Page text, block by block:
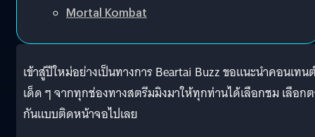
Mortal Kombat
เข้าสู่ปีใหม่อย่างเป็นทางการ Beartai Buzz ขอแนะนำคอนเทน
เด็ด ๆ จากทุกช่องทางสตรีมมิงมาให้ทุกท่านได้เลือกชม เลือก
กันแบบติดหน้าจอไปเลย